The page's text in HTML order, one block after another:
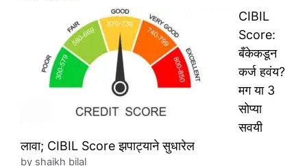
CIBIL
Score:
बँकेकडून
कर्ज हवंय?
मग या 3
सोप्या
सवयी
लावा; CIBIL Score झपाट्याने सुधारेल
by shaikh bilal